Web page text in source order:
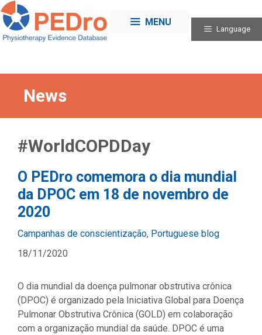
Skip
to
content
MENU
Language
News
#WorldCOPDDay
O PEDro comemora o dia mundial
da DPOC em 18 de novembro de
2020
Categories
Campanhas de conscientização, Portuguese blog
18/11/2020
O dia mundial da doença pulmonar obstrutiva crônica
(DPOC) é organizado pela Iniciativa Global para Doença
Pulmonar Obstrutiva Crônica (GOLD) em colaboração
com a organização mundial da saúde. DPOC é uma